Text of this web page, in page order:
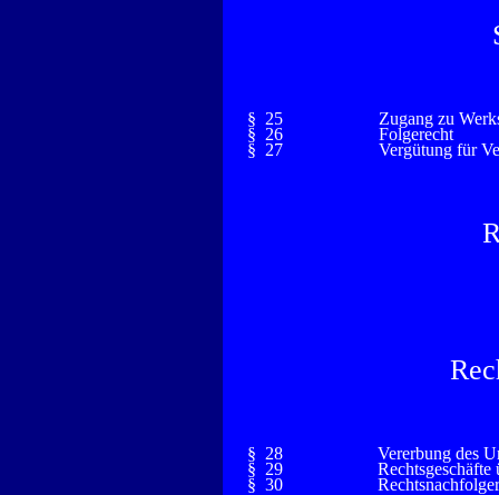
§ 25
Zugang zu
§ 26
Folgerecht
§ 27
Vergütung für
§ 28
Vererbung des
§ 29
Rechtsgeschäfte
§ 30